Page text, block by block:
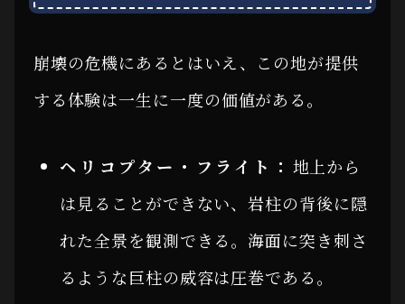
崩壊の危機にあるとはいえ、この地が提供
する体験は一生に一度の価値がある。
ヘリコプター・フライト： 地上から
は見ることができない、岩柱の背後に隠
れた全景を観測できる。海面に突き刺さ
るような巨柱の威容は圧巻である。